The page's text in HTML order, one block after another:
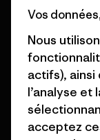
1% For The Planet
Comment nous
finançons
Cartes cadeaux
Vos
Nous
actifs),
l’analyse et
acceptez